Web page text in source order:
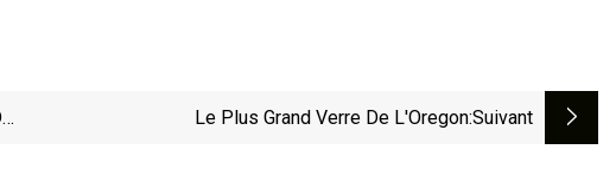
Le Plus Grand Verre De L'Oregon:suivant